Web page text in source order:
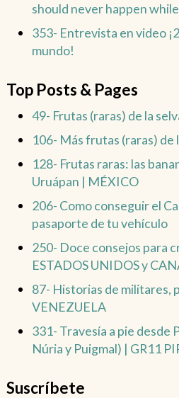
should never happen
353- Entrevista en video
mundo!
Top Posts & Pages
49- Frutas (raras) de la
106- Más frutas (raras) de
128- Frutas raras: las
Uruápan | MÉXICO
206- Como conseguir el
pasaporte de tu vehículo
250- Doce consejos para
ESTADOS UNIDOS y
87- Historias de militares,
VENEZUELA
331- Travesía a pie desde
Núria y Puigmal) | GR11
Suscríbete